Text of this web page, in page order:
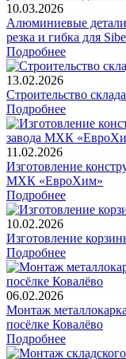
10.03.2026
Алюминиевые детали
резка и гибка для
Подробнее
13.02.2026
Строительство
Подробнее
11.02.2026
Изготовление
МХК «ЕвроХим»
Подробнее
10.02.2026
Изготовление
Подробнее
06.02.2026
Монтаж
посёлке Ковалёво
Подробнее